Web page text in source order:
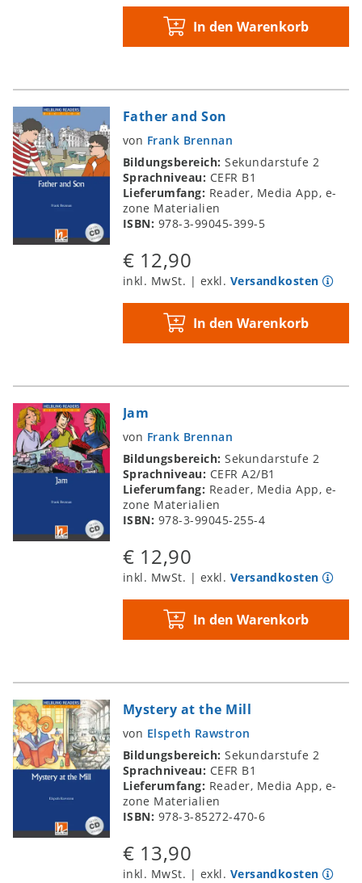
In den Warenkorb
Father and Son
von Frank Brennan
Bildungsbereich:Sekundarstufe 2
Sprachniveau: CEFR B1
Lieferumfang: Reader, Media App, e-
zone Materialien
ISBN: 978-3-99045-399-5
€ 12,90
inkl. MwSt. | exkl. Versandkosten
In den Warenkorb
Jam
von Frank Brennan
Bildungsbereich:Sekundarstufe 2
Sprachniveau: CEFR A2/B1
Lieferumfang: Reader, Media App, e-
zone Materialien
ISBN: 978-3-99045-255-4
€ 12,90
inkl. MwSt. | exkl. Versandkosten
In den Warenkorb
Mystery at the Mill
von Elspeth Rawstron
Bildungsbereich:Sekundarstufe 2
Sprachniveau: CEFR B1
Lieferumfang: Reader, Media App, e-
zone Materialien
ISBN: 978-3-85272-470-6
€ 13,90
inkl. MwSt. | exkl. Versandkosten